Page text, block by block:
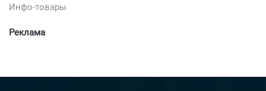
Инфо-товары
Реклама